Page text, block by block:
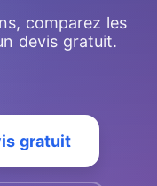
comparez les
devis gratuit.
gratuit